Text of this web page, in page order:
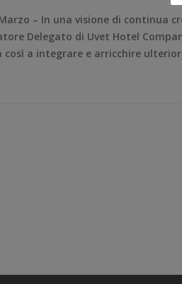
– In una visione di continua
Delegato di Uvet Hotel
così a integrare e arricchire